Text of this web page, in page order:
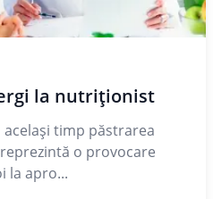
la nutriționist
timp păstrarea
o provocare
la apro...